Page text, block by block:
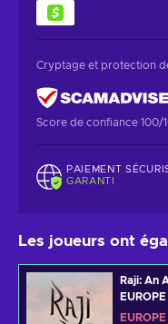
Cryptage et protection
Score de confiance 100/
PAIEMENT
GARANTI
Les joueurs ont
Raji: An
EUROPE
EUROPE